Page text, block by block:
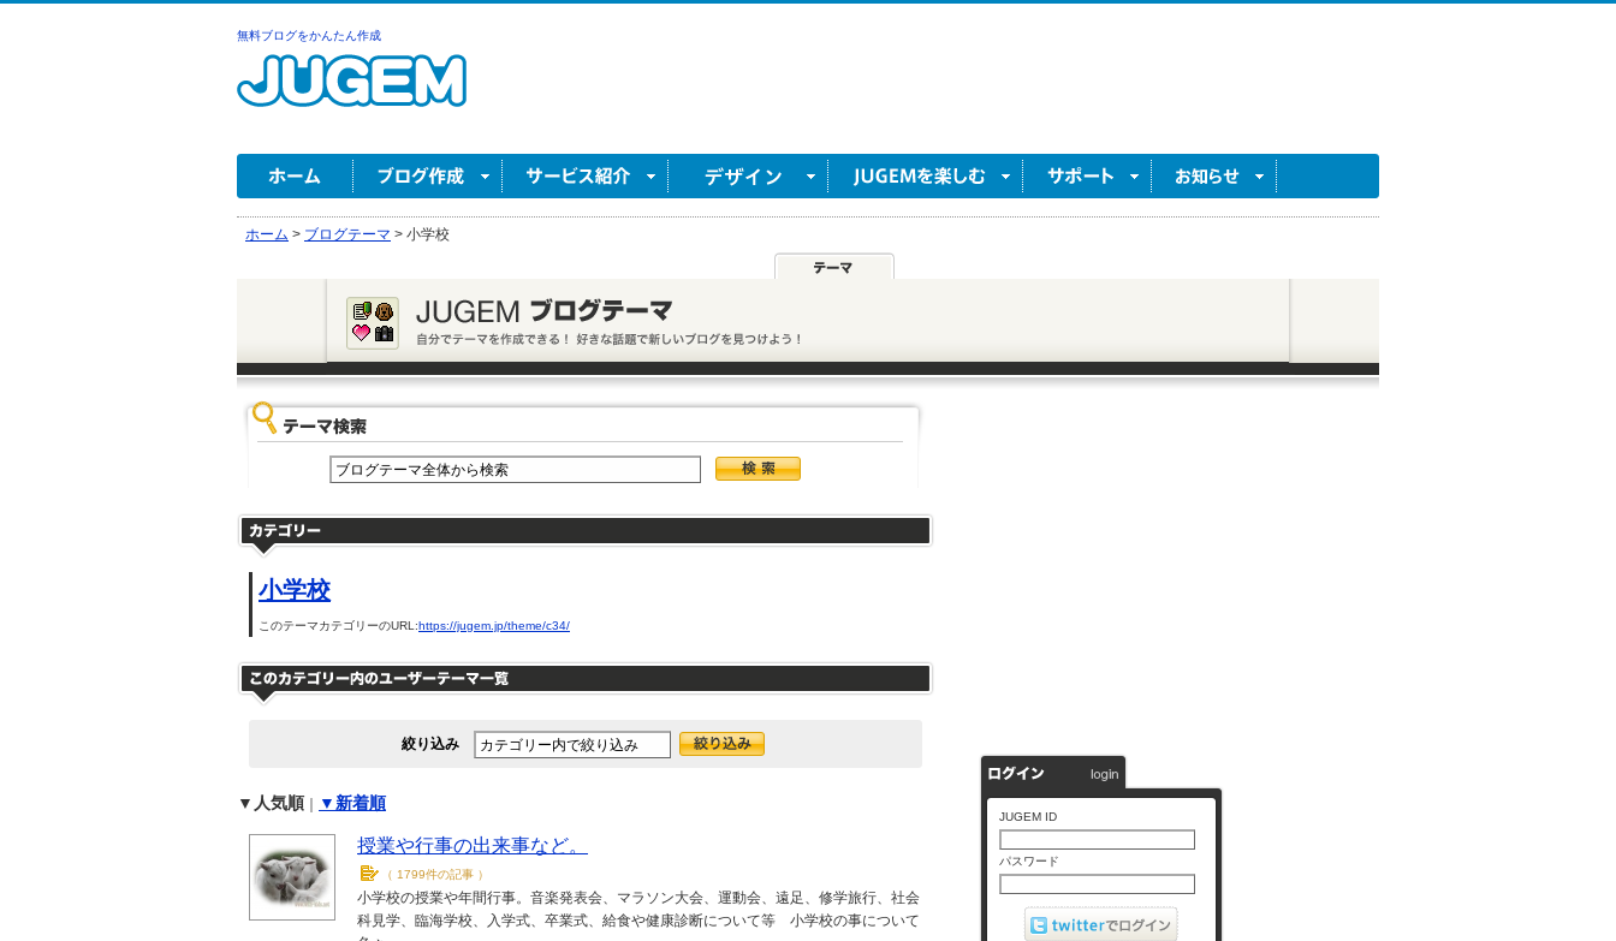
無料ブログをかんたん作成
ホーム > ブログテーマ > 小学校
小学校
このテーマカテゴリーのURL:https://jugem.jp/theme/c34/
絞り込み
▼人気順 ▼新着順
授業や行事の出来事など。
（ 1799件の記事 ）
小学校の授業や年間行事。音楽発表会、マラソン大会、運動会、遠足、修学旅行、社会
科見学、臨海学校、入学式、卒業式、給食や健康診断について等 小学校の事について
JUGEM ID
パスワード